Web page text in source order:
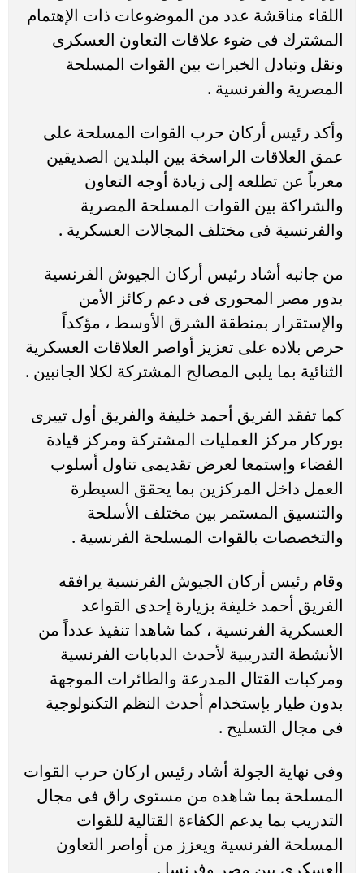
اللقاء مناقشة عدد من الموضوعات ذات الإهتمام
المشترك فى ضوء علاقات التعاون العسكرى
ونقل وتبادل الخبرات بين القوات المسلحة
المصرية والفرنسية .
وأكد رئيس أركان حرب القوات المسلحة على
عمق العلاقات الراسخة بين البلدين الصديقين
معرباً عن تطلعه إلى زيادة أوجه التعاون
والشراكة بين القوات المسلحة المصرية
والفرنسية فى مختلف المجالات العسكرية .
من جانبه أشاد رئيس أركان الجيوش الفرنسية
بدور مصر المحورى فى دعم ركائز الأمن
والإستقرار بمنطقة الشرق الأوسط ، مؤكداً
حرص بلاده على تعزيز أواصر العلاقات العسكرية
الثنائية بما يلبى المصالح المشتركة لكلا الجانبين .
كما تفقد الفريق أحمد خليفة والفريق أول تييرى
بوركار مركز العمليات المشتركة ومركز قيادة
الفضاء وإستمعا لعرض تقديمى تناول أسلوب
العمل داخل المركزين بما يحقق السيطرة
والتنسيق المستمر بين مختلف الأسلحة
والتخصصات بالقوات المسلحة الفرنسية .
وقام رئيس أركان الجيوش الفرنسية يرافقه
الفريق أحمد خليفة بزيارة إحدى القواعد
العسكرية الفرنسية ، كما شاهدا تنفيذ عدداً من
الأنشطة التدريبية لأحدث الدبابات الفرنسية
ومركبات القتال المدرعة والطائرات الموجهة
بدون طيار بإستخدام أحدث النظم التكنولوجية
فى مجال التسليح .
وفى نهاية الجولة أشاد رئيس اركان حرب القوات
المسلحة بما شاهده من مستوى راق فى مجال
التدريب بما يدعم الكفاءة القتالية للقوات
المسلحة الفرنسية ويعزز من أواصر التعاون